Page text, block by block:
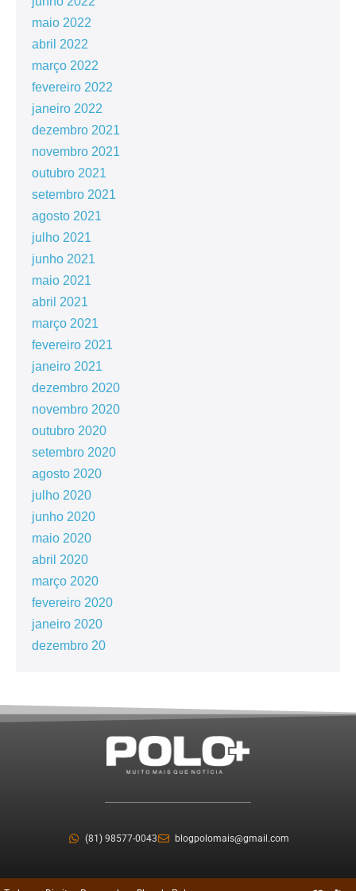
maio 2022
abril 2022
março 2022
fevereiro 2022
janeiro 2022
dezembro 2021
novembro 2021
outubro 2021
setembro 2021
agosto 2021
julho 2021
junho 2021
maio 2021
abril 2021
março 2021
fevereiro 2021
janeiro 2021
dezembro 2020
novembro 2020
outubro 2020
setembro 2020
agosto 2020
julho 2020
junho 2020
maio 2020
abril 2020
março 2020
fevereiro 2020
janeiro 2020
dezembro 20
(81) 98577-0043 blogpolomais@gmail.com